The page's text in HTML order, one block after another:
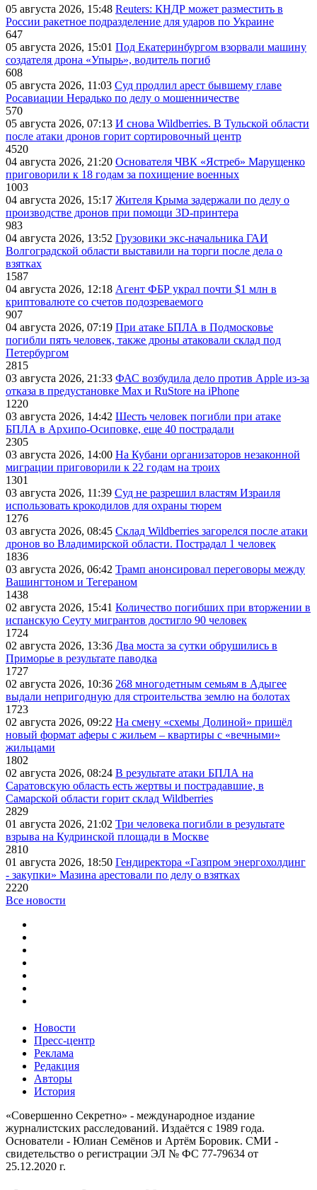
05 августа 2026, 15:48 Reuters: КНДР может разместить в
России ракетное подразделение для ударов по Украине
647
05 августа 2026, 15:01 Под Екатеринбургом взорвали машину
создателя дрона «Упырь», водитель погиб
608
05 августа 2026, 11:03 Суд продлил арест бывшему главе
Росавиации Нерадько по делу о мошенничестве
570
05 августа 2026, 07:13 И снова Wildberries. В Тульской области
после атаки дронов горит сортировочный центр
4520
04 августа 2026, 21:20 Основателя ЧВК «Ястреб» Марущенко
приговорили к 18 годам за похищение военных
1003
04 августа 2026, 15:17 Жителя Крыма задержали по делу о
производстве дронов при помощи 3D‑принтера
983
04 августа 2026, 13:52 Грузовики экс-начальника ГАИ
Волгоградской области выставили на торги после дела о
взятках
1587
04 августа 2026, 12:18 Агент ФБР украл почти $1 млн в
криптовалюте со счетов подозреваемого
907
04 августа 2026, 07:19 При атаке БПЛА в Подмосковье
погибли пять человек, также дроны атаковали склад под
Петербургом
2815
03 августа 2026, 21:33 ФАС возбудила дело против Apple из-за
отказа в предустановке Max и RuStore на iPhone
1220
03 августа 2026, 14:42 Шесть человек погибли при атаке
БПЛА в Архипо-Осиповке, еще 40 пострадали
2305
03 августа 2026, 14:00 На Кубани организаторов незаконной
миграции приговорили к 22 годам на троих
1301
03 августа 2026, 11:39 Суд не разрешил властям Израиля
использовать крокодилов для охраны тюрем
1276
03 августа 2026, 08:45 Склад Wildberries загорелся после атаки
дронов во Владимирской области. Пострадал 1 человек
1836
03 августа 2026, 06:42 Трамп анонсировал переговоры между
Вашингтоном и Тегераном
1438
02 августа 2026, 15:41 Количество погибших при вторжении в
испанскую Сеуту мигрантов достигло 90 человек
1724
02 августа 2026, 13:36 Два моста за сутки обрушились в
Приморье в результате паводка
1727
02 августа 2026, 10:36 268 многодетным семьям в Адыгее
выдали непригодную для строительства землю на болотах
1723
02 августа 2026, 09:22 На смену «схемы Долиной» пришёл
новый формат аферы с жильем – квартиры с «вечными»
жильцами
1802
02 августа 2026, 08:24 В результате атаки БПЛА на
Саратовскую область есть жертвы и пострадавшие, в
Самарской области горит склад Wildberries
2829
01 августа 2026, 21:02 Три человека погибли в результате
взрыва на Кудринской площади в Москве
2810
01 августа 2026, 18:50 Гендиректора «Газпром энергохолдинг
- закупки» Мазина арестовали по делу о взятках
2220
Все новости
Новости
Пресс-центр
Реклама
Редакция
Авторы
История
«Совершенно Секретно» - международное издание
журналистских расследований. Издаётся с 1989 года.
Основатели - Юлиан Семёнов и Артём Боровик. CМИ -
свидетельство о регистрации ЭЛ № ФС 77-79634 от
25.12.2020 г.